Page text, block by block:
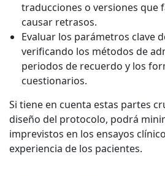
traducciones o versiones que
causar retrasos.
Evaluar los parámetros clave
verificando los métodos de
periodos de recuerdo y los
cuestionarios.
Si tiene en cuenta estas partes
diseño del protocolo, podrá
imprevistos en los ensayos
experiencia de los pacientes.